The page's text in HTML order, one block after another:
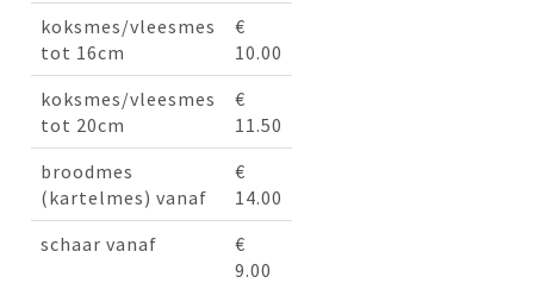
koksmes/vleesmes
tot 16cm
€
10.00
koksmes/vleesmes
tot 20cm
€
11.50
broodmes
(kartelmes) vanaf
€
14.00
schaar vanaf
€
9.00